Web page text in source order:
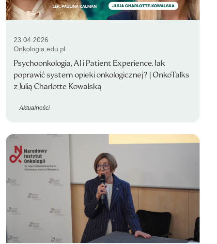
23.04.2026
Onkologia.edu.pl
Psychoonkologia, AI i Patient Experience. Jak
poprawić system opieki onkologicznej? | OnkoTalks
z Julią Charlotte Kowalską
Aktualności